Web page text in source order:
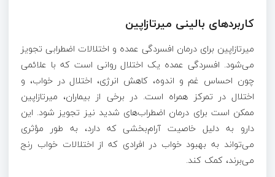
کاربردهای بالینی میرتازاپین
میرتازاپین برای درمان افسردگی عمده و اختلالات اضطرابی تجویز
می‌شود. افسردگی عمده یک اختلال روانی است که با علائمی
چون احساس غم و اندوه، کاهش انرژی، اختلال در خواب، و
اختلال در تمرکز همراه است. در برخی از بیماران، میرتازاپین
ممکن است برای درمان اضطراب‌های شدید نیز تجویز شود. این
دارو به دلیل خاصیت آرام‌بخشی که دارد، به طور مؤثری
می‌تواند به بهبود خواب در افرادی که از اختلالات خواب رنج
می‌برند، کمک کند.